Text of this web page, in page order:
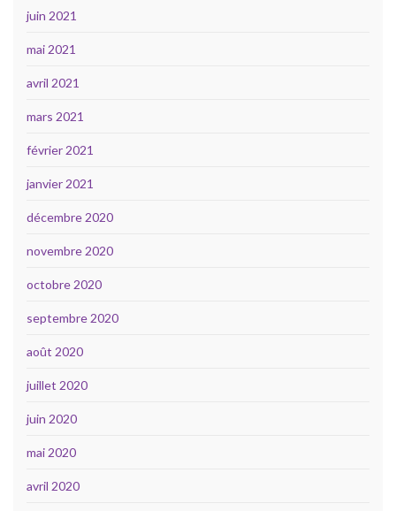
juin 2021
mai 2021
avril 2021
mars 2021
février 2021
janvier 2021
décembre 2020
novembre 2020
octobre 2020
septembre 2020
août 2020
juillet 2020
juin 2020
mai 2020
avril 2020